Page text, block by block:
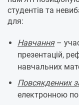
студентів та
для:
Навчання–
презентацій,
навчальних
Повсякденних
електронною